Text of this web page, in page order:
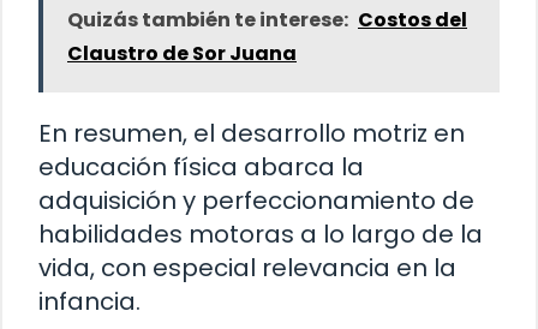
Quizás también te interese: Costos del
Claustro de Sor Juana
En resumen, el desarrollo motriz en
educación física abarca la
adquisición y perfeccionamiento de
habilidades motoras a lo largo de la
vida, con especial relevancia en la
infancia.